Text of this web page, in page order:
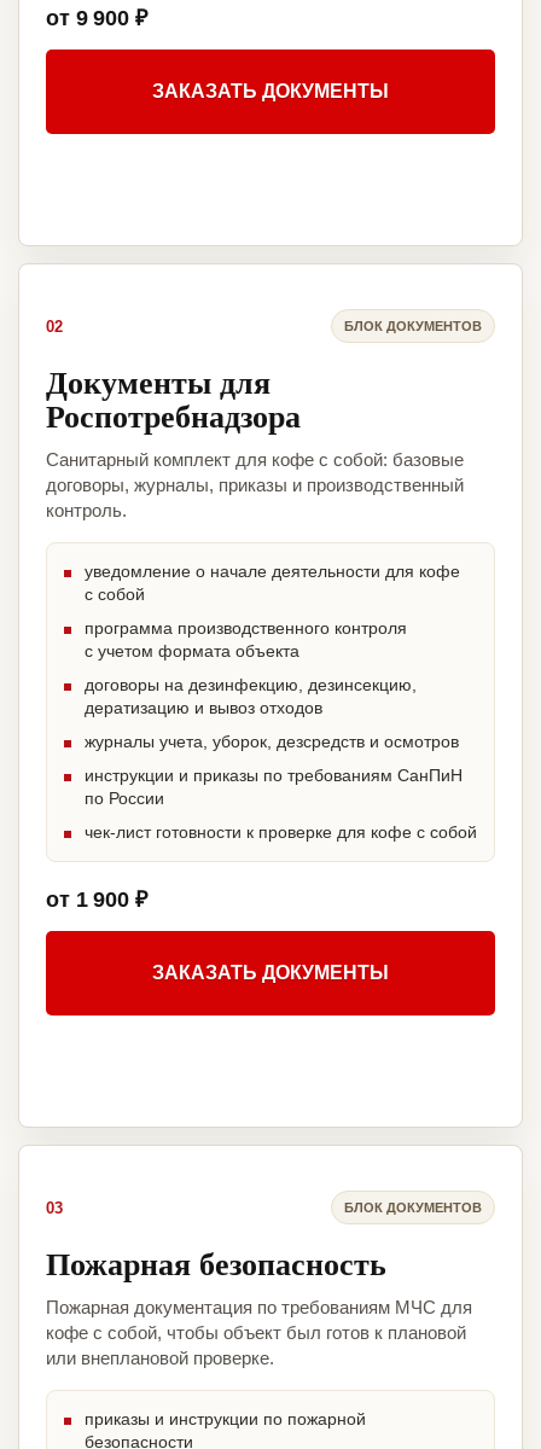
от 9 900 ₽
ЗАКАЗАТЬ ДОКУМЕНТЫ
02 БЛОК ДОКУМЕНТОВ
Документы для
Роспотребнадзора
Санитарный комплект для кофе с собой: базовые
договоры, журналы, приказы и производственный
контроль.
уведомление о начале деятельности для кофе
с собой
программа производственного контроля
с учетом формата объекта
договоры на дезинфекцию, дезинсекцию,
дератизацию и вывоз отходов
журналы учета, уборок, дезсредств и осмотров
инструкции и приказы по требованиям СанПиН
по России
чек-лист готовности к проверке для кофе с собой
от 1 900 ₽
ЗАКАЗАТЬ ДОКУМЕНТЫ
03 БЛОК ДОКУМЕНТОВ
Пожарная безопасность
Пожарная документация по требованиям МЧС для
кофе с собой, чтобы объект был готов к плановой
или внеплановой проверке.
приказы и инструкции по пожарной
безопасности